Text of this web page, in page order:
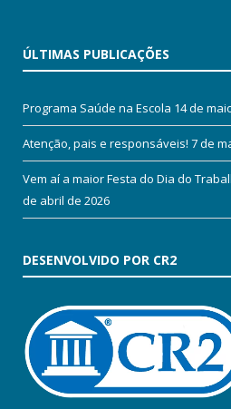
ÚLTIMAS PUBLICAÇÕES
Programa Saúde na Escola 14 de
Atenção, pais e responsáveis! 7 de
Vem aí a maior Festa do Dia do
de abril de 2026
DESENVOLVIDO POR CR2